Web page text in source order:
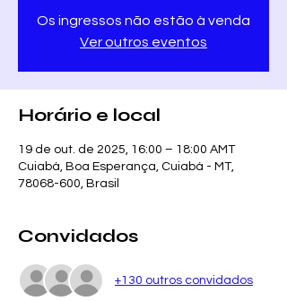
Os ingressos não estão à venda
Ver outros eventos
Horário e local
19 de out. de 2025, 16:00 – 18:00 AMT
Cuiabá, Boa Esperança, Cuiabá - MT,
78068-600, Brasil
Convidados
+130 outros convidados